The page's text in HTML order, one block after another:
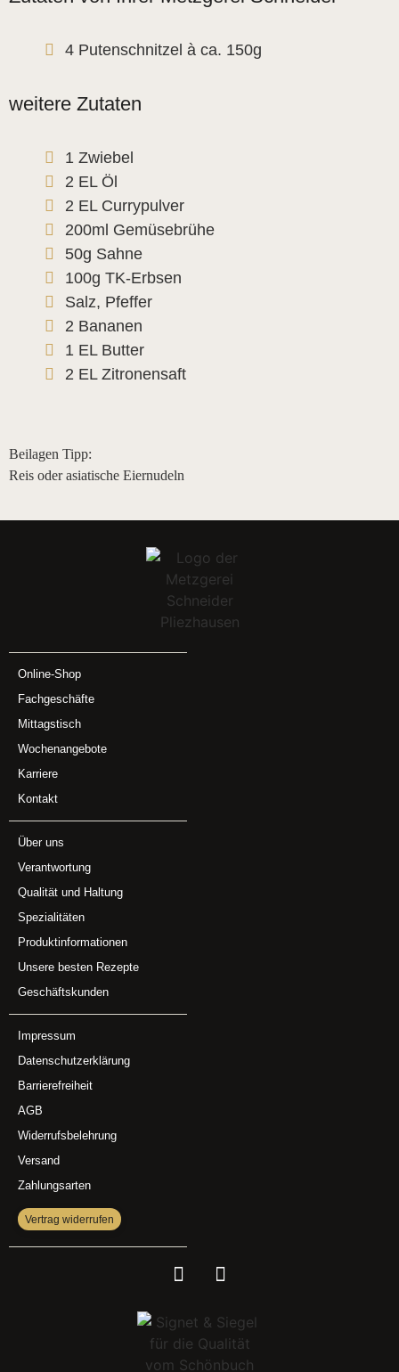
4 Putenschnitzel à ca. 150g
weitere Zutaten
1 Zwiebel
2 EL Öl
2 EL Currypulver
200ml Gemüsebrühe
50g Sahne
100g TK-Erbsen
Salz, Pfeffer
2 Bananen
1 EL Butter
2 EL Zitronensaft
Beilagen Tipp:
Reis oder asiatische Eiernudeln
Online-Shop
Fachgeschäfte
Mittagstisch
Wochenangebote
Karriere
Kontakt
Über uns
Verantwortung
Qualität und Haltung
Spezialitäten
Produktinformationen
Unsere besten Rezepte
Geschäftskunden
Impressum
Datenschutzerklärung
Barrierefreiheit
AGB
Widerrufsbelehrung
Versand
Zahlungsarten
Vertrag widerrufen